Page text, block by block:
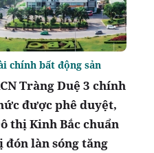
Tràng Duệ 3 chính
được phê duyệt,
thị Kinh Bắc chuẩn
đón làn sóng tăng
chính bất động sản